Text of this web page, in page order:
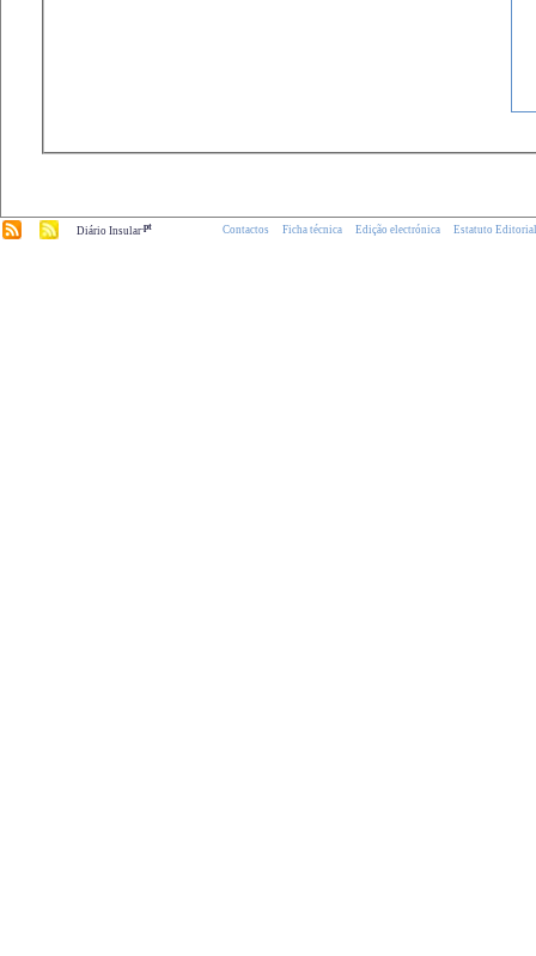
Diário Insular.pt Contactos Ficha técnica Edição electrónica Estatuto Editorial